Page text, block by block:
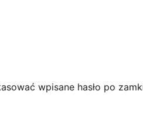
wpisane hasło po